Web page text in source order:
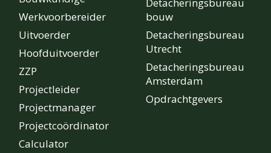
Werkvoorbereider
Uitvoerder
Hoofduitvoerder
ZZP
Projectleider
Projectmanager
Projectcoördinator
Calculator
bouw
Detacheringsbureau
Utrecht
Detacheringsbureau
Amsterdam
Opdrachtgevers